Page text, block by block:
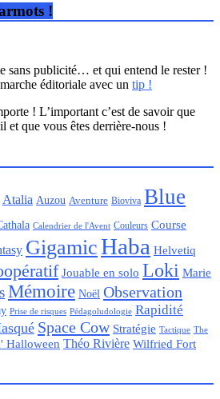
!
sans publicité… et qui entend le rester !
éditoriale avec un tip !
! L’important c’est de savoir que
et que vous êtes derrière-nous !
Atalia Auzou Aventure Bioviva Blue
Calendrier de l'Avent Couleurs Course
GigamicHaba Helvetiq
Jouable en solo Loki Marie
Mémoire Noël Observation
Prise de risques Pédagoludologie Rapidité
Space Cow Stratégie Tactique The
Halloween Théo Rivière Wilfried Fort